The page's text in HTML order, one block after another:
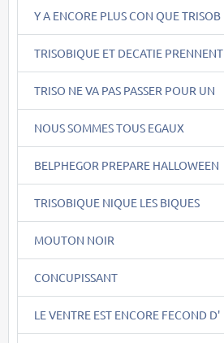
Y A ENCORE PLUS CON QUE TRISOB
TRISOBIQUE ET DECATIE PRENNENT
TRISO NE VA PAS PASSER POUR UN
NOUS SOMMES TOUS EGAUX
BELPHEGOR PREPARE HALLOWEEN
TRISOBIQUE NIQUE LES BIQUES
MOUTON NOIR
CONCUPISSANT
LE VENTRE EST ENCORE FECOND D'